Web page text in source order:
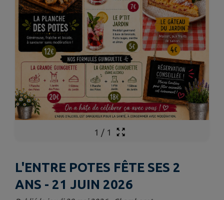
1 / 1
L'ENTRE POTES FÊTE SES 2
ANS - 21 JUIN 2026